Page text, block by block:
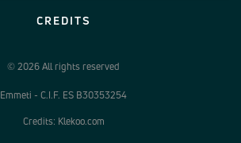
CREDITS
© 2026 All rights reserved
Emmeti - C.I.F. ES B30353254
Credits: Klekoo.com